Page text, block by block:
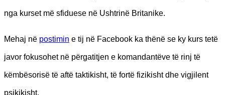
nga kurset më sfiduese në Ushtrinë Britanike.
Mehaj në postimin e tij në Facebook ka thënë se ky kurs tetë
javor fokusohet në përgatitjen e komandantëve të rinj të
këmbësorisë të aftë taktikisht, të fortë fizikisht dhe vigjilent
psikikisht.